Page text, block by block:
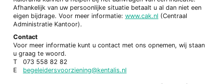
Afhankelijk van uw persoonlijke situatie betaalt u al dan niet een
eigen bijdrage. Voor meer informatie: www.cak.nl (Centraal
Administratie Kantoor).
Contact
Voor meer informatie kunt u contact met ons opnemen, wij staan
u graag te woord.
T 073 558 82 82
E begeleidersvoorziening@kentalis.nl